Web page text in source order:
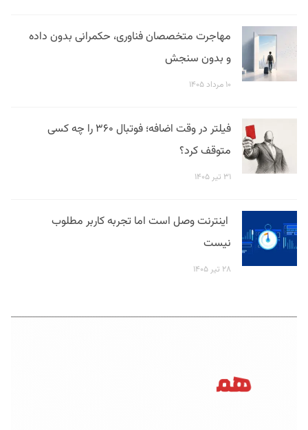
مهاجرت متخصصان فناوری، حکمرانی بدون داده
و بدون سنجش
۱۰ مرداد ۱۴۰۵
فیلتر در وقت اضافه؛ فوتبال ۳۶۰ را چه کسی
متوقف کرد؟
۳۱ تیر ۱۴۰۵
اینترنت وصل است اما تجربه کاربر مطلوب
نیست
۲۸ تیر ۱۴۰۵